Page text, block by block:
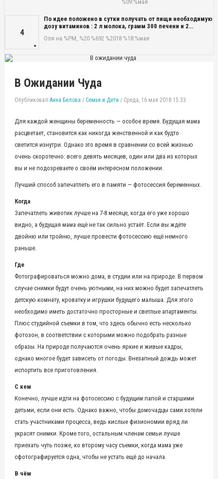
%09:%мая
4
По идее положено в сутки получать от пищи необходимую
дозу витаминов : 2 л молока, грамм 300 печени и 2…
Оля на %PM, %20 %692 %2018 %18:%мая
В Ожидании Чуда
Опубликовал Анна Белова / Семья и Дети / Среда, 16 мая 2018 15:33
Для каждой женщины беременность — особое время. Будущая мама
расцветает, становится как никогда женственной и как будто
светится изнутри. Однако это время в сравнении со всей жизнью
очень скоротечно: всего девять месяцев, один или два из которых
вы и не подозреваете о своём интересном положении.
Лучший способ запечатлеть его в памяти — фотосессия беременных.
Когда
Запечатлеть животик лучше на 7-8 месяце, когда его уже хорошо
видно, а будущая мама ещё не так сильно устаёт. Если вы ждёте
двойню или тройню, лучше провести фотосессию ещё немного
раньше.
Где
Фотографироваться можно дома, в студии или на природе. В первом
случае снимки будут очень уютными, на них можно будет запечатлеть
детскую комнату, кроватку и игрушки будущего малыша. Для этого
необходимо иметь достаточно просторные и светлые апартаменты.
Плюс студийной съемки в том, что здесь обычно есть несколько
фотозон, в соответствии с которыми можно подобрать разные
образы. На природе получаются очень яркие и живые кадры,
однако многое будет зависеть от погоды. Внезапный дождь может
испортить все приготовления.
С кем
Конечно, лучше идти на фотосессию с будущим папой и старшими
детьми, если они есть. Однако важно, чтобы домочадцы сами хотели
стать участниками процесса, ведь кислые физиономии вряд ли
украсят снимки. Кроме того, остальным членам семьи лучше
приехать чуть позже, ко второму часу съемки, когда мама уже
сфотографируется одна, чтобы не устать ещё до начала.
В чём